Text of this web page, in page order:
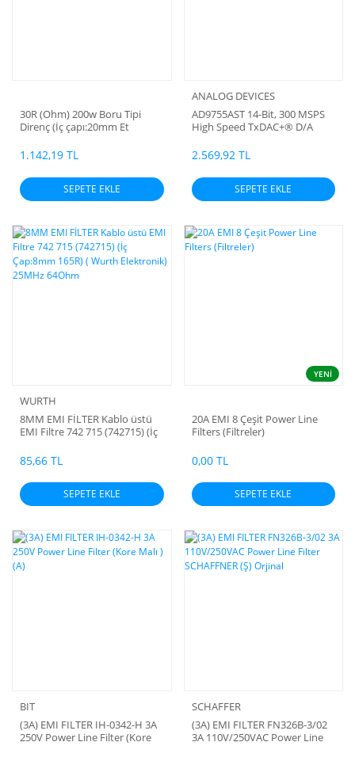
30R (Ohm) 200w Boru Tipi
Direnç (İç çapı:20mm Et
deliklerinden itibaren:130mm)
1.142,19 TL
SEPETE EKLE
ANALOG DEVICES
AD9755AST 14-Bit, 300 MSPS
High Speed TxDAC+® D/A
2.569,92 TL
SEPETE EKLE
WURTH
8MM EMI FİLTER Kablo üstü
EMI Filtre 742 715 (742715) (İç
Elektronik) 25MHz 64Ohm
85,66 TL
SEPETE EKLE
YENİ
20A EMI 8 Çeşit Power Line
Filters (Filtreler)
0,00 TL
SEPETE EKLE
BIT
(3A) EMI FILTER IH-0342-H 3A
250V Power Line Filter (Kore
SCHAFFER
(3A) EMI FILTER FN326B-3/02
3A 110V/250VAC Power Line